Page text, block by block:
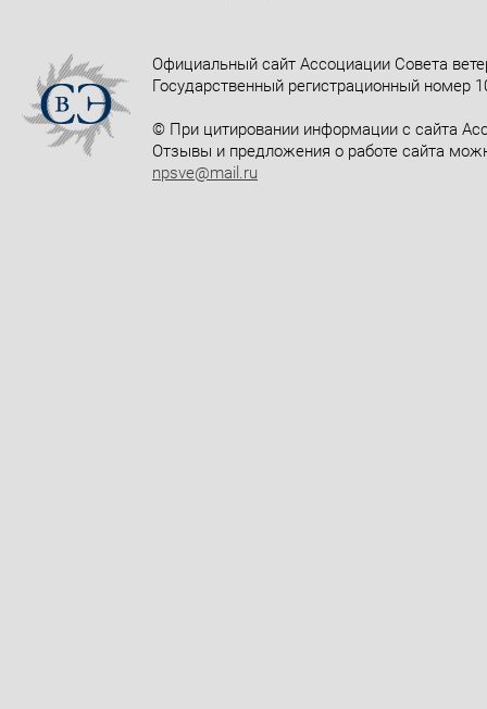
Официальный сайт Ассоциации Совета
Государственный регистрационный номер
© При цитировании информации с сайта
Отзывы и предложения о работе сайта
npsve@mail.ru